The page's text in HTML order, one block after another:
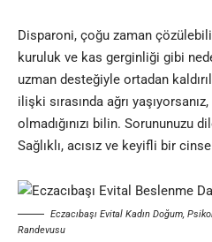
Disparoni, çoğu zaman
kuruluk ve kas gerginliği gibi
uzman desteğiyle ortadan
ilişki sırasında ağrı
olmadığınızı bilin. Sorununuzu
Sağlıklı, acısız ve keyifli bir
Eczacıbaşı Evital Kadın Doğum,
Randevusu